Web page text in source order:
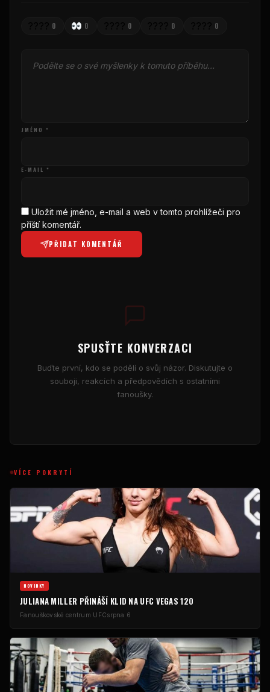
0 0 0 0 0
JMÉNO *
E-MAIL *
Uložit mé jméno, e-mail a web v tomto prohlížeči pro
příští komentář.
PŘIDAT KOMENTÁŘ
SPUSŤTE KONVERZACI
Buďte první, kdo se podělí o svůj názor. Diskutujte o
souboji, reakcích a předpovědích s ostatními
fanoušky.
VÍCE POKRYTÍ
NOVINKY
JULIANA MILLER PŘINÁŠÍ KLID NA UFC VEGAS 120
Fanouškovské centrum UFCsrpna 6